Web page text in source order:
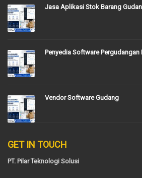
Jasa Aplikasi Stok Barang
Penyedia Software
Vendor Software Gudang
GET IN TOUCH
PT. Pilar Teknologi Solusi